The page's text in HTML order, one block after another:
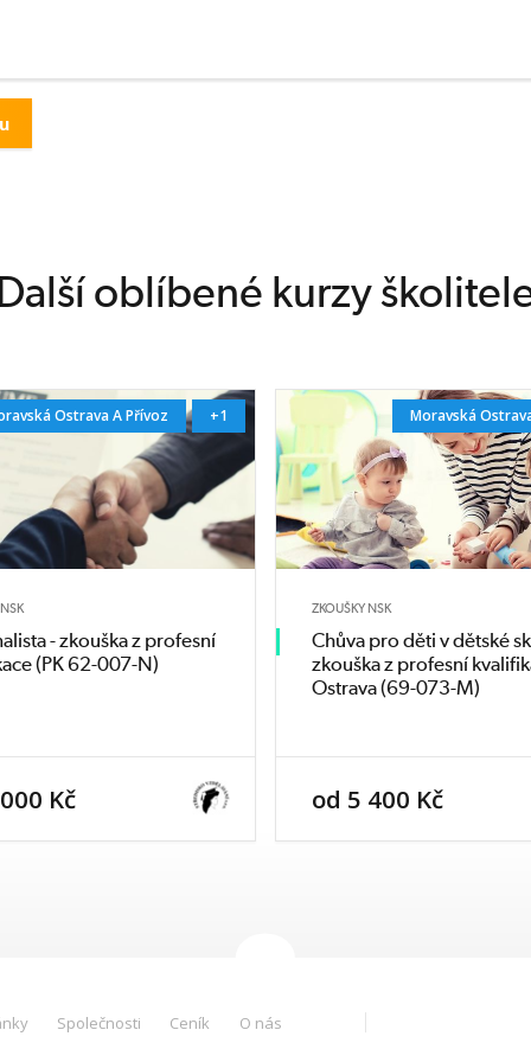
ověření)
nejméně
detailně
kterou
oblíbené kurzy
Ostrava A Přívoz +1
- zkouška z profesní
(PK 62-007-N)
Kč
Moravská
ZKOUŠKY NSK
Chůva pro děti v dětské
zkouška z profesní
Ostrava (69-073-M)
od 5 400 Kč
Společnosti Ceník O nás